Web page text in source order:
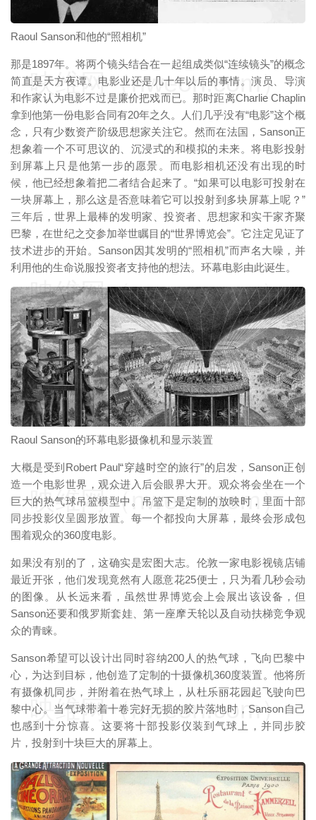
Raoul Sanson和他的“照相机”
那是1897年。将两个镜头结合在一起组成类似“连续镜头”的概念
简直是天方夜谭。电影业还是几十年以后的事情。演员、导演
和作家认为电影不过是廉价把戏而已。那时距离Charlie Chaplin
拿到他第一份电影合同有20年之久。人们几乎没有“电影”这个概
念，只有少数资产阶级思想家关注它。然而在法国，Sanson正
想象着一个不可思议的、沉浸式的和模拟的未来。将电影投射
到屏幕上只是他第一步的愿景。而电影相机还没有出现的时
候，他已经想象着把二者结合起来了。“如果可以电影可投射在
一块屏幕上，那么这是否意味着它可以投射到多块屏幕上呢？”
三年后，世界上最棒的发明家、投资者、思想家和实干家齐聚
巴黎，在世纪之交参加举世瞩目的“世界博览会”。它注定见证了
技术进步的开始。Sanson因其发明的“照相机”而声名大噪，并
利用他的生命说服投资者支持他的想法。环幕电影由此诞生。
Raoul Sanson的环幕电影摄像机和显示装置
大概是受到Robert Paul“穿越时空的旅行”的启发，Sanson正创
造一个电影世界，观众进入后会眼界大开。观众将会坐在一个
巨大的热气球吊篮模型中。吊篮下是定制的放映时，里面十部
同步投影仪呈圆形放置。每一个都投向大屏幕，最终会形成包
围着观众的360度电影。
如果没有别的了，这确实是宏图大志。伦敦一家电影视镜店铺
最近开张，他们发现竟然有人愿意花25便士，只为看几秒会动
的图像。从长远来看，虽然世界博览会上会展出该设备，但
Sanson还要和俄罗斯套娃、第一座摩天轮以及自动扶梯竞争观
众的青睐。
Sanson希望可以设计出同时容纳200人的热气球，飞向巴黎中
心，为达到目标，他创造了定制的十摄像机360度装置。他将所
有摄像机同步，并附着在热气球上，从杜乐丽花园起飞驶向巴
黎中心。当气球带着十卷完好无损的胶片落地时，Sanson自己
也感到十分惊喜。这要将十部投影仪装到气球上，并同步胶
片，投射到十块巨大的屏幕上。
映维网（nweon.com）
映维网（nweon.com）
映维网（nweon.com）
映维网（nweon.com）